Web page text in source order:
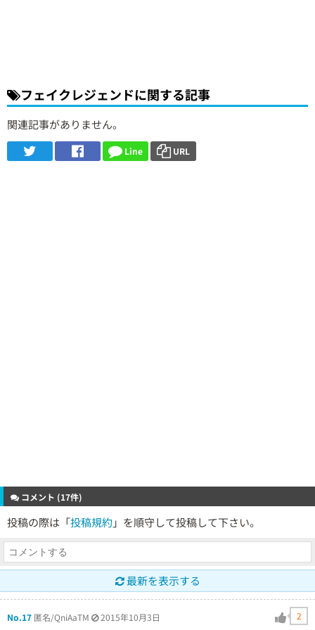
フェイクレジェンドに関する記事
関連記事がありません。
Line URL
コメント (17件)
投稿の際は「投稿規約 」を順守して投稿して下さい。
最新を表示する
No.17 匿名/QniAaTM 2015年10月3日 2